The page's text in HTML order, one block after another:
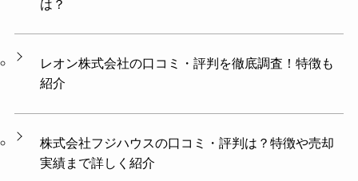
は？
レオン株式会社の口コミ・評判を徹底調査！特徴も
紹介
株式会社フジハウスの口コミ・評判は？特徴や売却
実績まで詳しく紹介